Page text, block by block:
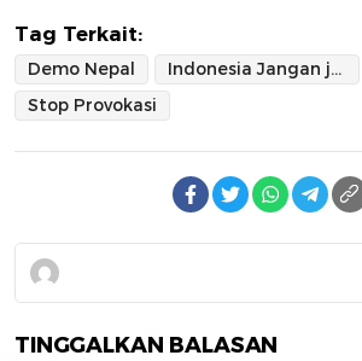
Tag Terkait:
Demo Nepal
Indonesia Jangan jadi Korban Provokasi
Stop Provokasi
TINGGALKAN BALASAN